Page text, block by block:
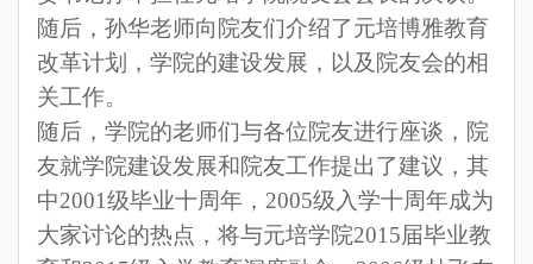
随后，孙华老师向院友们介绍了元培博雅教育
改革计划，学院的建设发展，以及院友会的相
关工作。
随后，学院的老师们与各位院友进行座谈，院
友就学院建设发展和院友工作提出了建议，其
中2001级毕业十周年，2005级入学十周年成为
大家讨论的热点，将与元培学院2015届毕业教